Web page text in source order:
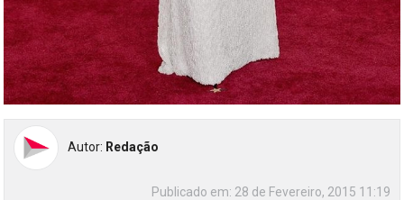
Autor: Redação
Publicado em: 28 de Fevereiro, 2015 11:19